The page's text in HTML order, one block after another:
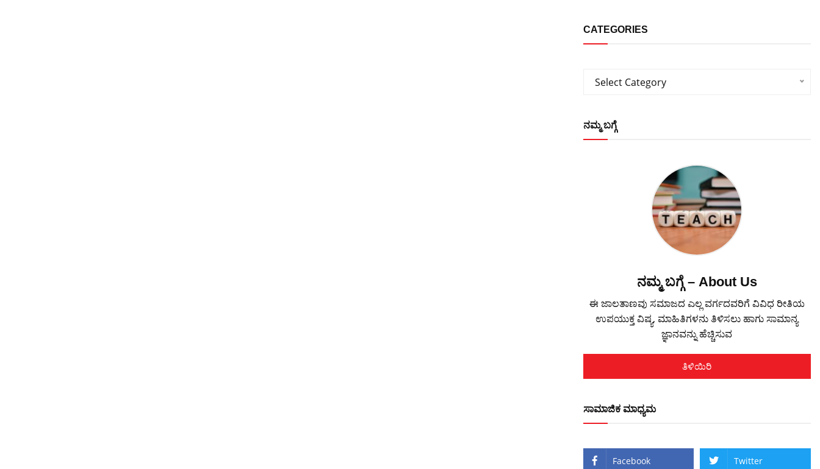
CATEGORIES
Categories
Select Category
ನಮ್ಮ ಬಗ್ಗೆ
ನಮ್ಮ ಬಗ್ಗೆ – About Us
ಈ ಜಾಲತಾಣವು ಸಮಾಜದ ಎಲ್ಲ ವರ್ಗದವರಿಗೆ ವಿವಿಧ ರೀತಿಯ
ಉಪಯುಕ್ತ ವಿಷ್ಯ, ಮಾಹಿತಿಗಳನು ತಿಳಿಸಲು ಹಾಗು ಸಾಮಾನ್ಯ
ಜ್ಞಾನವನ್ನು ಹೆಚ್ಚಿಸುವ
ತಿಳಿಯಿರಿ
ಸಾಮಾಜಿಕ ಮಾಧ್ಯಮ
Facebook Twitter